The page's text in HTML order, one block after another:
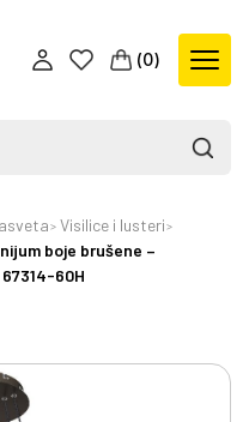
(0)
Visilice i lusteri
boje brušene –
60H